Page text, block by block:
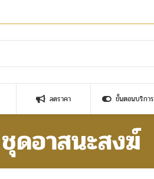
ลดราคา ขั้นตอนบริการ
ชุดอาสนะสงฆ์